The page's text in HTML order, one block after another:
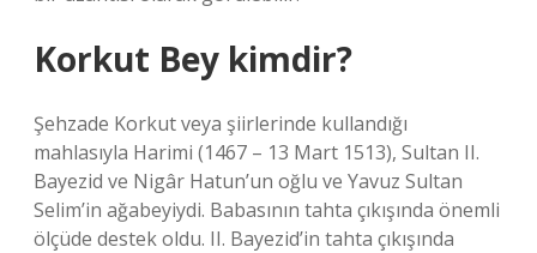
Korkut Bey kimdir?
Şehzade Korkut veya şiirlerinde kullandığı
mahlasıyla Harimi (1467 – 13 Mart 1513), Sultan II.
Bayezid ve Nigâr Hatun’un oğlu ve Yavuz Sultan
Selim’in ağabeyiydi. Babasının tahta çıkışında önemli
ölçüde destek oldu. II. Bayezid’in tahta çıkışında